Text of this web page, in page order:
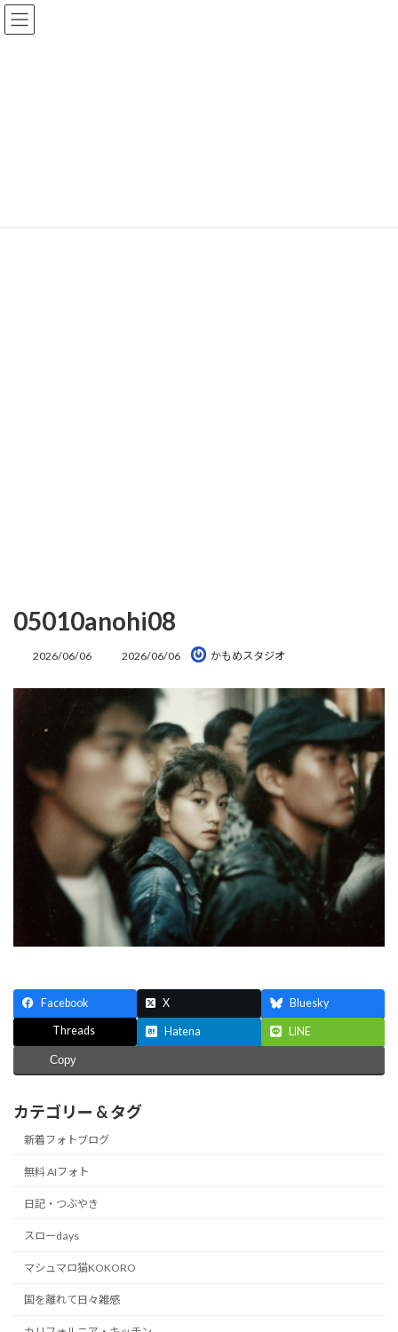
コ
ン
ナ
ビ
05010anohi08
2026/06/06
最
新
日
時
:
2026/06/06 かもめスタジオ
Facebook X Bluesky
Threads Hatena LINE
Copy
カテゴリー & タグ
新着フォトブログ
無料 AIフォト
日記・つぶやき
スローdays
マシュマロ猫KOKORO
国を離れて日々雑感